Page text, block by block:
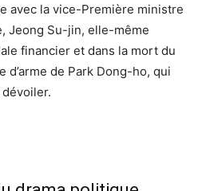
avec la vice-Première ministre
Jeong Su-jin, elle-même
financier et dans la mort du
de Park Dong-ho, qui